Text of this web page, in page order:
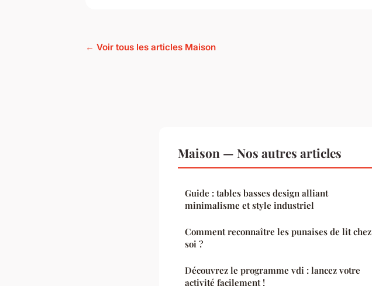
← Voir tous les articles Maison
Maison — Nos autres articles
Guide : tables basses design alliant
minimalisme et style industriel
Comment reconnaître les punaises de lit chez
soi ?
Découvrez le programme vdi : lancez votre
activité facilement !